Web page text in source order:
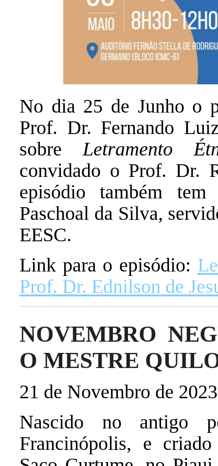
No dia 25 de Junho o
Prof. Dr. Fernando
sobreLetramento
convidado o Prof. Dr.
episódio também
Paschoal da Silva,
EESC.
Link para o episódio:
Prof. Dr. Ednilson de
NOVEMBRO
O MESTRE
21 de Novembro de 2023
Nascido no antigo
Francinópolis, e